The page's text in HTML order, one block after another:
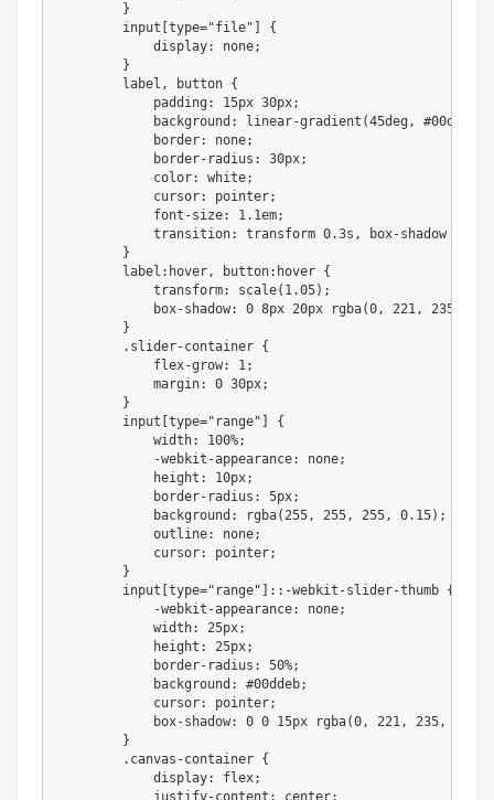
        }
        input[type="file"] {
            display: none;
        }
        label, button {
            padding: 15px 30px;
background: linear-gradient(45deg, #00ddeb,
            border: none;
            border-radius: 30px;
            color: white;
            cursor: pointer;
            font-size: 1.1em;
            transition: transform 0.3s, box-shadow 0.3s;
        }
        label:hover, button:hover {
            transform: scale(1.05);
box-shadow: 0 8px 20px rgba(0, 221, 235,
        }
        .slider-container {
            flex-grow: 1;
            margin: 0 30px;
        }
        input[type="range"] {
            width: 100%;
            -webkit-appearance: none;
            height: 10px;
            border-radius: 5px;
            background: rgba(255, 255, 255, 0.15);
            outline: none;
            cursor: pointer;
        }
        input[type="range"]::-webkit-slider-thumb {
            -webkit-appearance: none;
            width: 25px;
            height: 25px;
            border-radius: 50%;
            background: #00ddeb;
            cursor: pointer;
            box-shadow: 0 0 15px rgba(0, 221, 235, 0.7);
        }
        .canvas-container {
            display: flex;